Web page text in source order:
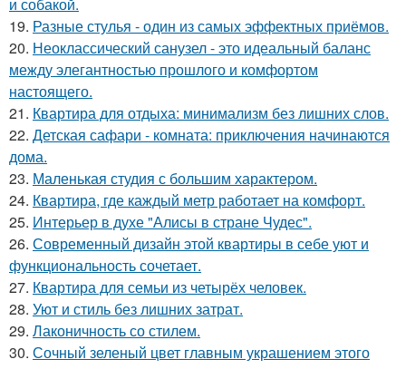
19. Разные стулья - один из самых эффектных приёмов.
20. Неоклассический санузел - это идеальный баланс
между элегантностью прошлого и комфортом
настоящего.
21. Квартира для отдыха: минимализм без лишних слов.
22. Детская сафари - комната: приключения начинаются
дома.
23. Маленькая студия с большим характером.
24. Квартира, где каждый метр работает на комфорт.
25. Интерьер в духе "Алисы в стране Чудес".
26. Современный дизайн этой квартиры в себе уют и
функциональность сочетает.
27. Квартира для семьи из четырёх человек.
28. Уют и стиль без лишних затрат.
29. Лаконичность со стилем.
30. Сочный зеленый цвет главным украшением этого